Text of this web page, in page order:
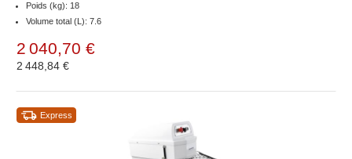
Poids (kg): 18
Volume total (L): 7.6
2 040,70 €
2 448,84 €
Express